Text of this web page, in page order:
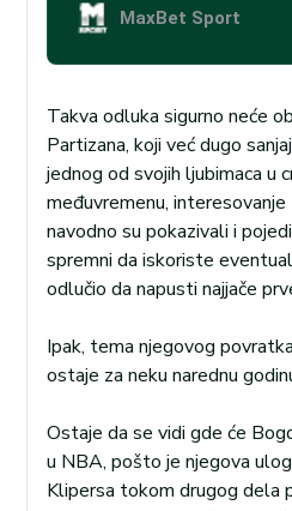
Takva odluka sigurno neće
Partizana, koji već dugo
jednog od svojih ljubimaca u
međuvremenu,
navodno su pokazivali i
spremni da iskoriste
odlučio da napusti najjače
Ipak, tema njegovog
ostaje za neku narednu
Ostaje da se vidi gde će
u NBA, pošto je njegova
Klipersa tokom drugog dela